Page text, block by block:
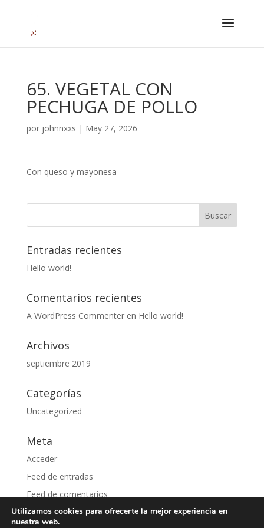
65. VEGETAL CON
PECHUGA DE POLLO
por johnnxxs | May 27, 2026
Con queso y mayonesa
Entradas recientes
Hello world!
Comentarios recientes
A WordPress Commenteren Hello world!
Archivos
septiembre 2019
Categorías
Uncategorized
Meta
Acceder
Feed de entradas
Feed de comentarios
WordPress.org
Utilizamos cookies para ofrecerte la mejor experiencia en
nuestra web.